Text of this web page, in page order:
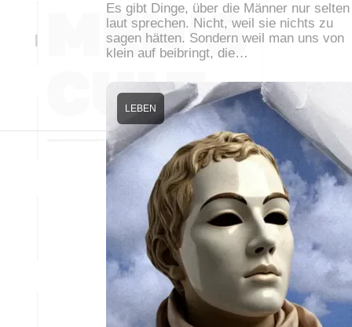
Es gibt Dinge, über die Männer nur selten
laut sprechen. Nicht, weil sie nichts zu
sagen hätten. Sondern weil man uns von
klein auf beibringt, die…
LEBEN